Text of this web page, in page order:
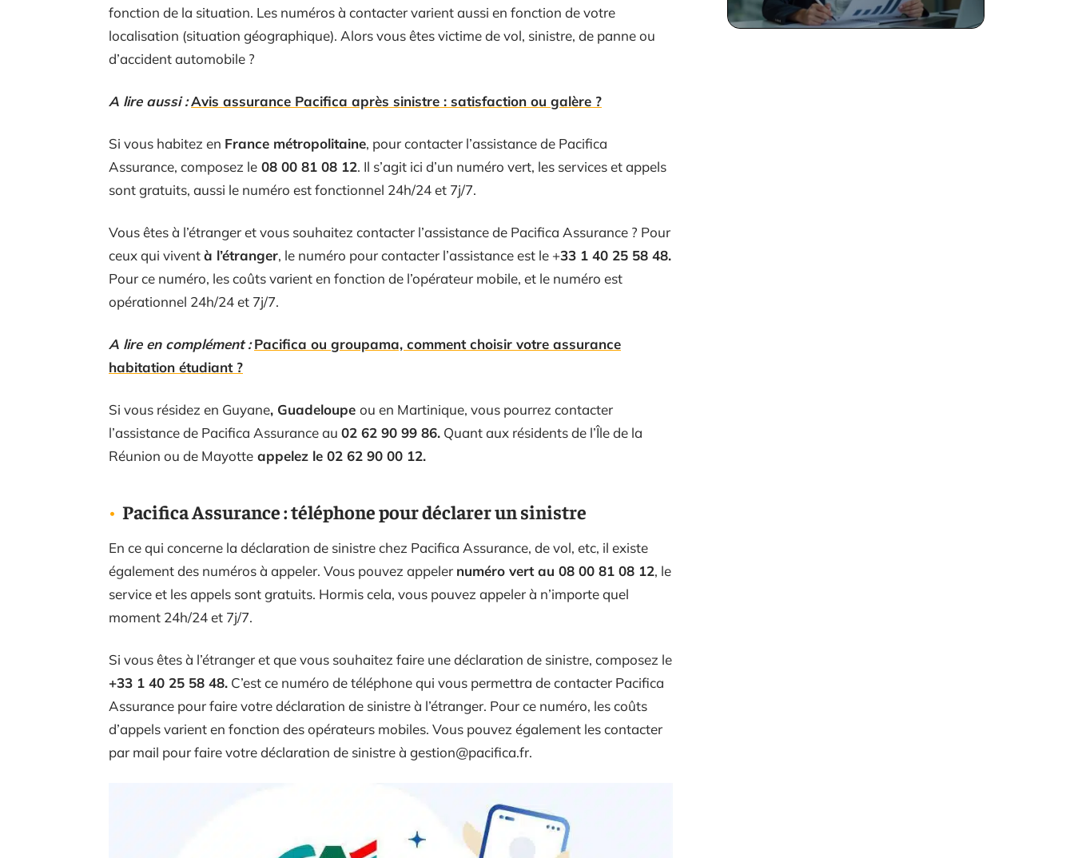
fonction de la situation. Les numéros à contacter varient aussi en fonction de votre
localisation (situation géographique). Alors vous êtes victime de vol, sinistre, de panne ou
d’accident automobile ?
A lire aussi :Avis assurance Pacifica après sinistre : satisfaction ou galère ?
Si vous habitez en France métropolitaine, pour contacter l’assistance de Pacifica
Assurance, composez le 08 00 81 08 12. Il s’agit ici d’un numéro vert, les services et appels
sont gratuits, aussi le numéro est fonctionnel 24h/24 et 7j/7.
Vous êtes à l’étranger et vous souhaitez contacter l’assistance de Pacifica Assurance ? Pour
ceux qui viventà l’étranger, le numéro pour contacter l’assistance est le +33 1 40 25 58 48.
Pour ce numéro, les coûts varient en fonction de l’opérateur mobile, et le numéro est
opérationnel 24h/24 et 7j/7.
A lire en complément : Pacifica ou groupama, comment choisir votre assurance
habitation étudiant ?
Si vous résidez en Guyane, Guadeloupe ou en Martinique, vous pourrez contacter
l’assistance de Pacifica Assurance au 02 62 90 99 86. Quant aux résidents de l’Île de la
Réunion ou de Mayotte appelez le 02 62 90 00 12.
Pacifica Assurance : téléphone pour déclarer un sinistre
En ce qui concerne la déclaration de sinistre chez Pacifica Assurance, de vol, etc, il existe
également des numéros à appeler. Vous pouvez appeler numéro vert au 08 00 81 08 12, le
service et les appels sont gratuits. Hormis cela, vous pouvez appeler à n’importe quel
moment 24h/24 et 7j/7.
Si vous êtes à l’étranger et que vous souhaitez faire une déclaration de sinistre, composez le
+33 1 40 25 58 48. C’est ce numéro de téléphone qui vous permettra de contacter Pacifica
Assurance pour faire votre déclaration de sinistre à l’étranger. Pour ce numéro, les coûts
d’appels varient en fonction des opérateurs mobiles. Vous pouvez également les contacter
par mail pour faire votre déclaration de sinistre à gestion@pacifica.fr.